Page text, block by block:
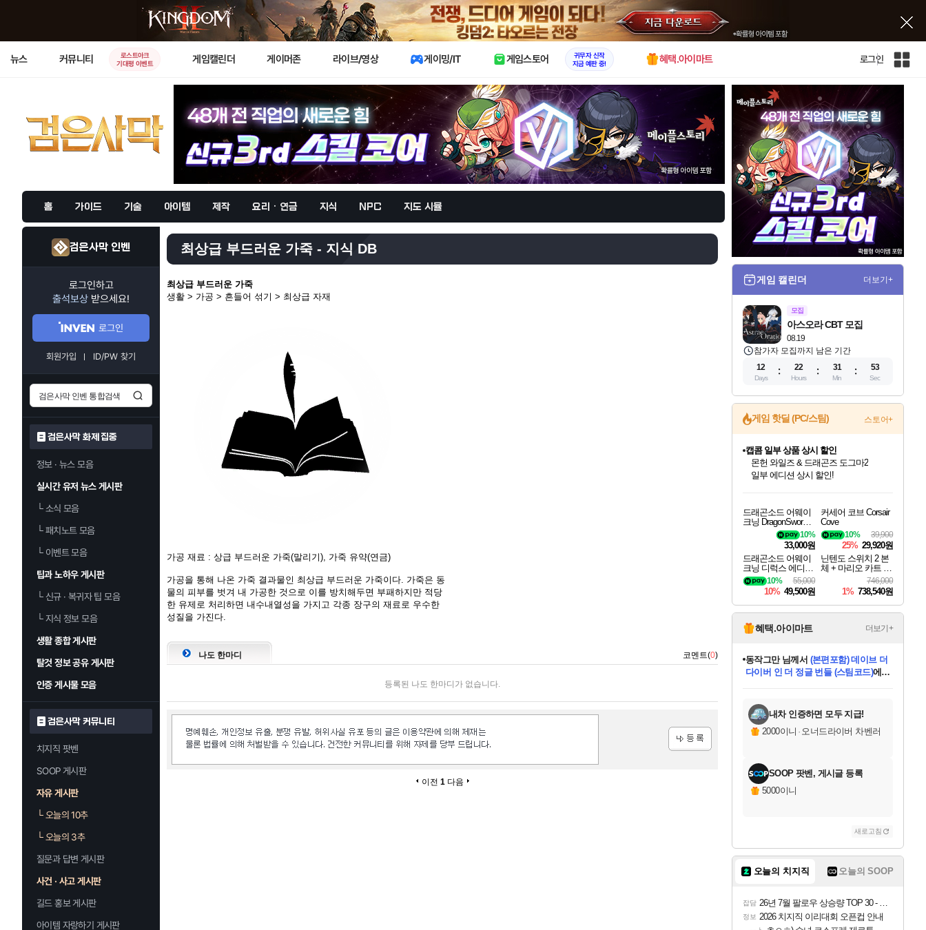
X
뉴스 커뮤니티
로스트아크
기대평 이벤트
게임캘린더 게이머존 라이브/영상 게이밍/IT 게임스토어
귀무자 신작
지금 예판 중!
혜택.아이마트 로그인
인
홈 가이드 기술 아이템 제작 요리 · 연금 지식 NPC 지도 시뮬
검은사막 인벤
로그인하고
출석보상 받으세요!
로그인
회원가입 ID/PW 찾기
검은사막 화제 집중
정보 · 뉴스 모음
실시간 유저 뉴스 게시판
└소식 모음
└패치노트 모음
└이벤트 모음
팁과 노하우 게시판
└신규 · 복귀자 팁 모음
└지식 정보 모음
생활 종합 게시판
탈것 정보 공유 게시판
인증 게시물 모음
검은사막 커뮤니티
치지직 팟벤
SOOP 게시판
자유 게시판
└오늘의 10추
└오늘의 3추
질문과 답변 게시판
사건 · 사고 게시판
길드 홍보 게시판
아이템 자랑하기 게시판
최상급 부드러운 가죽 - 지식 DB
최상급 부드러운 가죽
생활 > 가공 > 흔들어 섞기 > 최상급 자재
가공 재료 : 상급 부드러운 가죽(말리기), 가죽 유약(연금)
가공을 통해 나온 가죽 결과물인 최상급 부드러운 가죽이다. 가죽은 동
물의 피부를 벗겨 내 가공한 것으로 이를 방치해두면 부패하지만 적당
한 유제로 처리하면 내수내열성을 가지고 각종 장구의 재료로 우수한
성질을 가진다.
나도 한마디 코멘트(0)
등록된 나도 한마디가 없습니다.
이전 1 다음
게임 캘린더 더보기+
모집
08.19
아스오라 CBT 모집
참가자 모집까지 남은 기간
12
Days
22
Hours
31
Min
52
Sec
게임 핫딜 (PC/스팀) 스토어+
네이버혜택과 함께 만나보세요!
50%할인&추가 적립까지!
이니&베니 혜택까지!
네이버 혜택가와 함께 예약하세요!
할인&네이버혜택으로 만나보세요!
네이버페이 혜택과 만나보세요!
40주년 프로모션으로 만나보세요!
네이버 포인트 혜택까지!
할인가에 만나보세요!
캡콤 일부 상품 상시 할인
몬헌 와일즈 & 드래곤즈 도그마2
일부 에디션 상시 할인!
혜택으로 예약 판매 중
편안하게 충전하세요
드래곤소드 어웨이
크닝 DragonSword A
10%
33,000원
커세어 코브 Corsair
Cove
39,900
10%
25% 29,920원
드래곤소드 어웨이
크닝 디럭스 에디션
DragonSword Awake
ning Deluxe Edition
55,000
10%
10% 49,500원
닌텐도 스위치 2 본
체 + 마리오 카트 월
746,000
1% 738,540원
혜택.아이마트 더보기+
당첨되셨습니다.
당첨되셨습니다.
당첨되셨습니다.
동작그만님께서 (본편포함) 데이브 더
다이버 인 더 정글 번들 (스팀코드)에
에디션 (스팀코드)를 교환.
당첨되셨습니다.
당첨되셨습니다.
당첨되셨습니다.
당첨되셨습니다.
내차 인증하면 모두 지급!
2000이니 · 오너드라이버 차벤러
SOOP 팟벤, 게시글 등록
5000이니
새로고침
오늘의 치지직 오늘의 SOOP
잡담 26년 7월 팔로우 상승량 TOP 30 - 월간 치지직
정보 2026 치지직 이리대회 오픈컵 안내